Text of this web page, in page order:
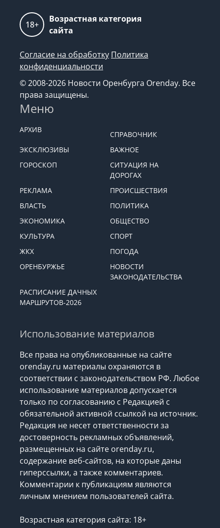
18+
Возрастная категория
сайта
Согласие на обработку Политика
конфиденциальности
© 2008-2026 Новости Оренбурга Orenday. Все
права защищены.
Меню
АРХИВ
СПРАВОЧНИК
ЭКСКЛЮЗИВЫ
ВАЖНОЕ
ГОРОСКОП
СИТУАЦИЯ НА
ДОРОГАХ
РЕКЛАМА
ПРОИСШЕСТВИЯ
ВЛАСТЬ
ПОЛИТИКА
ЭКОНОМИКА
ОБЩЕСТВО
КУЛЬТУРА
СПОРТ
ЖКХ
ПОГОДА
ОРЕНБУРЖЬЕ
НОВОСТИ
ЗАКОНОДАТЕЛЬСТВА
РАСПИСАНИЕ ДАЧНЫХ
МАРШРУТОВ-2026
Использование материалов
Все права на опубликованные на сайте
orenday.ru материалы охраняются в
соответствии с законодательством РФ. Любое
использование материалов допускается
только по согласованию с Редакцией с
обязательной активной ссылкой на источник.
Редакция не несет ответственности за
достоверность рекламных объявлений,
размещенных на сайте orenday.ru,
содержание веб-сайтов, на которые даны
гиперссылки, а также комментариев.
Комментарии к публикациям являются
личным мнением пользователей сайта.
Возрастная категория сайта: 18+